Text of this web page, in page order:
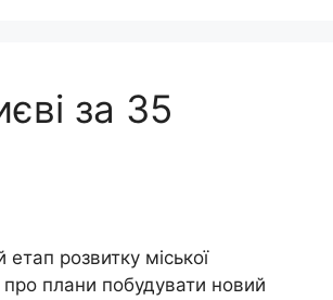
за 35
розвитку міської
плани побудувати новий